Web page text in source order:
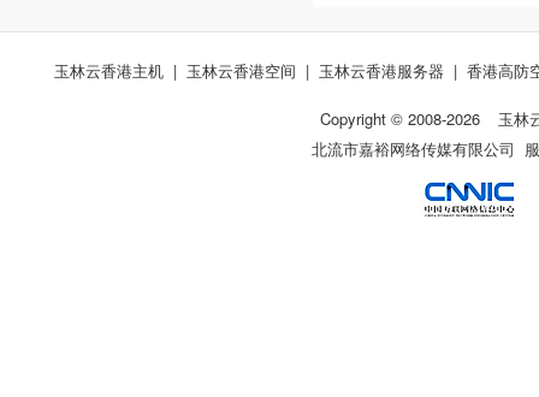
玉林云香港主机 | 玉林云香港空间 | 玉林云香港服务器 | 香港高防
Copyright © 2008-2026
玉林
北流市嘉裕网络传媒有限公司